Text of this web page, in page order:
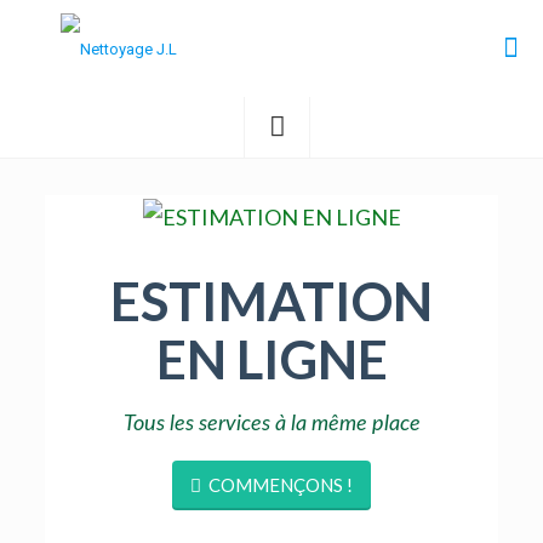
ESTIMATION
EN LIGNE
Tous les services à la même place
COMMENÇONS !